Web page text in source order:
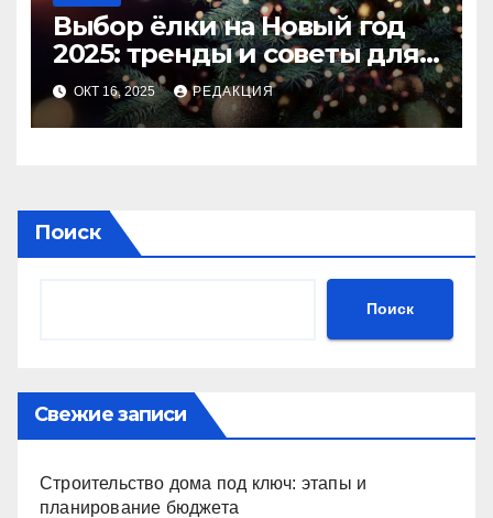
Выбор ёлки на Новый год
2025: тренды и советы для
идеального праздника
ОКТ 16, 2025 РЕДАКЦИЯ
Поиск
Поиск
Свежие записи
Строительство дома под ключ: этапы и
планирование бюджета